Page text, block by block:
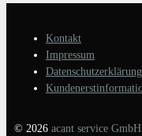
Kontakt
Impressum
Datenschutzerklärung
© 2026 acant service GmbH